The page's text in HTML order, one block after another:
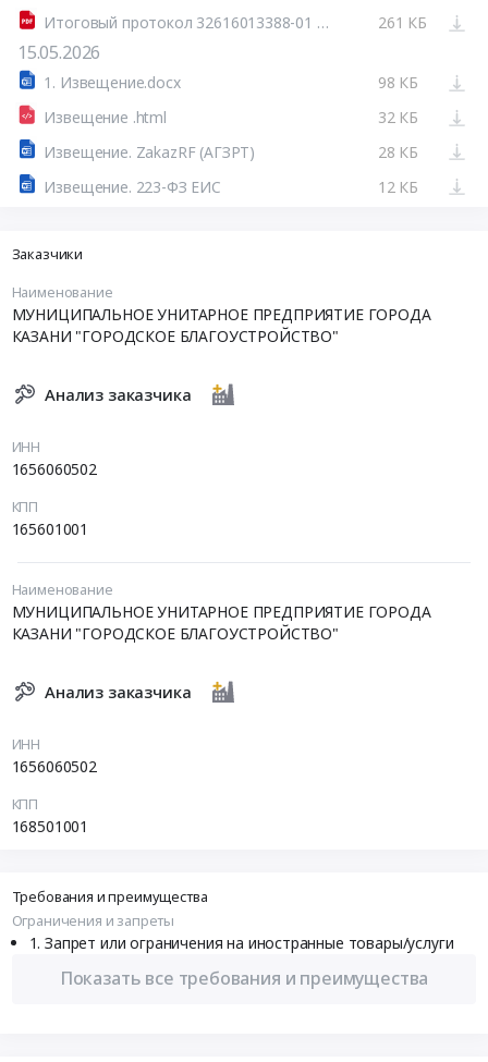
Итоговый протокол 32616013388-01 _вх.№ 588510_.pdf
261 КБ
15.05.2026
1. Извещение.docx
98 КБ
Извещение .html
32 КБ
Извещение. ZakazRF (АГЗРТ)
28 КБ
Извещение. 223-ФЗ ЕИС
12 КБ
Заказчики
Наименование
МУНИЦИПАЛЬНОЕ УНИТАРНОЕ ПРЕДПРИЯТИЕ ГОРОДА
КАЗАНИ "ГОРОДСКОЕ БЛАГОУСТРОЙСТВО"
Анализ заказчика
ИНН
1656060502
КПП
165601001
Наименование
МУНИЦИПАЛЬНОЕ УНИТАРНОЕ ПРЕДПРИЯТИЕ ГОРОДА
КАЗАНИ "ГОРОДСКОЕ БЛАГОУСТРОЙСТВО"
Анализ заказчика
ИНН
1656060502
КПП
168501001
Требования и преимущества
Ограничения и запреты
Запрет или ограничения на иностранные товары/услуги
Показать все требования и преимущества